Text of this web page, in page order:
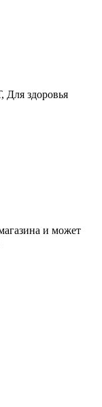
Для здоровья
и может